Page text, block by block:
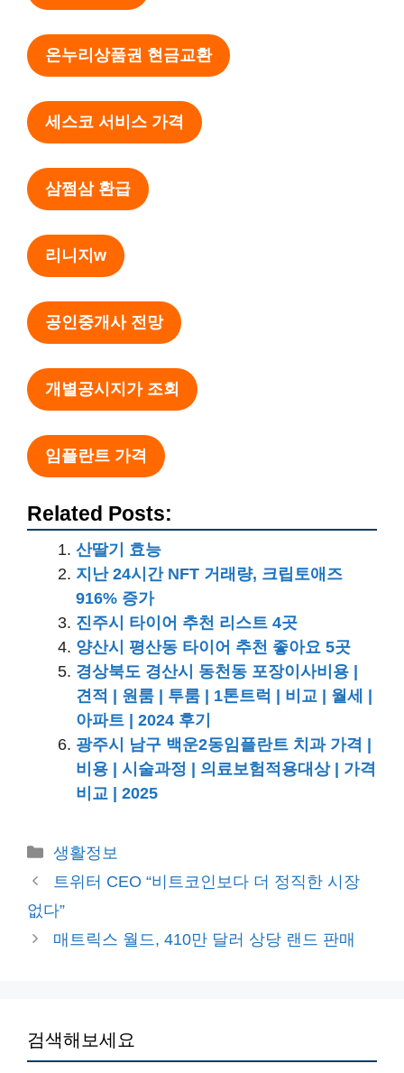
온누리상품권 현금교환
세스코 서비스 가격
삼쩜삼 환급
리니지w
공인중개사 전망
개별공시지가 조회
임플란트 가격
Related Posts:
산딸기 효능
지난 24시간 NFT 거래량, 크립토애즈
916% 증가
진주시 타이어 추천 리스트 4곳
양산시 평산동 타이어 추천 좋아요 5곳
경상북도 경산시 동천동 포장이사비용 |
견적 | 원룸 | 투룸 | 1톤트럭 | 비교 | 월세 |
아파트 | 2024 후기
광주시 남구 백운2동임플란트 치과 가격 |
비용 | 시술과정 | 의료보험적용대상 | 가격
비교 | 2025
카
테
리
생활정보
트위터 CEO “비트코인보다 더 정직한 시장
없다”
매트릭스 월드, 410만 달러 상당 랜드 판매
검색해보세요